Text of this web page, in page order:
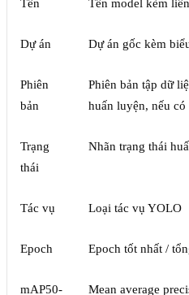
Tên Tên model kèm
Dự án Dự án gốc kèm
Phiên
bản
Phiên bản tập dữ
huấn luyện, nếu có
Trạng
thái
Nhãn trạng thái
Tác vụ Loại tác vụ YOLO
Epoch Epoch tốt nhất /
mAP50- Mean average